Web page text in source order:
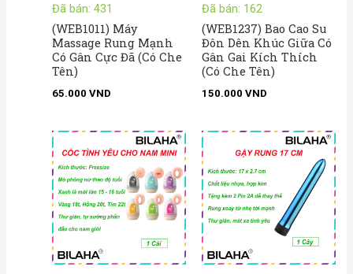
Đã bán: 431
(WEB1011) Máy
Massage Rung Mạnh
Có Gân Cực Đã (Có Che
Tên)
65.000VND
Đã bán: 162
(WEB1237) Bao Cao Su
Đôn Dên Khúc Giữa Có
Gân Gai Kích Thích
(Có Che Tên)
150.000 VND
Khoảng
giá:
từ
55.000 VND
đến
65.000 VND
giá:
từ
đến